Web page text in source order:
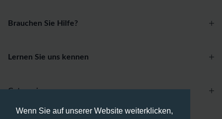
Wenn Sie auf unserer Website weiterklicken,
Brauchen Sie Hilfe?
Lernen Sie uns kennen
Categories